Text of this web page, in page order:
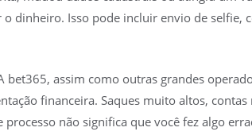
dinheiro. Isso pode incluir envio de
bet365, assim como outras grandes
financeira. Saques muito altos,
não significa que você fez algo